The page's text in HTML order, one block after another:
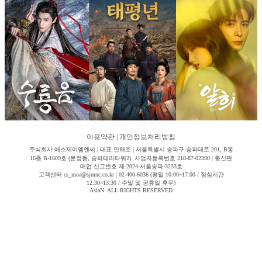
이용약관 개인정보처리방침
주식회사 에스제이엠엔씨 | 대표 안해조 | 서울특별시 송파구 송파대로 201, B동
16층 B-1609호 (문정동, 송파테라타워2) 사업자등록번호 218-87-02390 | 통신판
매업 신고번호 제-2024-서울송파-3233호
고객센터 cs_moa@sjmnc.co.kr | 02-400-6036 (평일 10:00~17:00 / 점심시간
12:30~13:30 / 주말 및 공휴일 휴무)
AsiaN. ALL RIGHTS RESERVED